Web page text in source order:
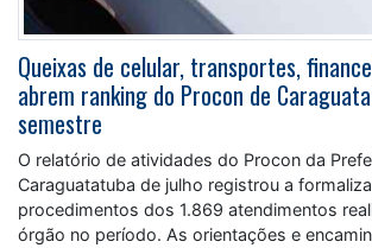
Queixas de celular, transportes,
abrem ranking do Procon de
semestre
O relatório de atividades do Procon da
Caraguatatuba de julho registrou a
procedimentos dos 1.869 atendimentos
órgão no período. As orientações e